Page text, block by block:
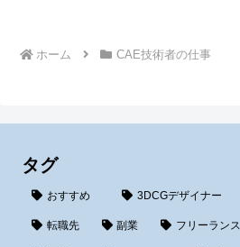
ホーム CAE技術者の仕事
タグ
おすすめ 3DCGデザイナー
転職先 副業 フリーランス